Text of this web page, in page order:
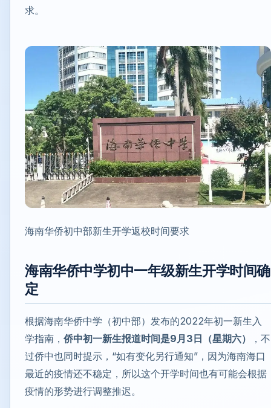
求。
海南华侨初中部新生开学返校时间要求
海南华侨中学初中一年级新生开学时间确
定
根据海南华侨中学（初中部）发布的2022年初一新生入
学指南， 侨中初一新生报道时间是9月3日（星期六）
，不
过侨中也同时提示，“如有变化另行通知”，因为海南海口
最近的疫情还不稳定，所以这个开学时间也有可能会根据
疫情的形势进行调整推迟。